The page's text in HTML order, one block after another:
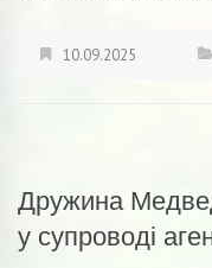
10.09.2025
Дружина
у супроводі